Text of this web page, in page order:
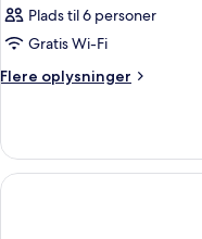
Plads til 6 personer
Gratis Wi-Fi
Flere oplysninger
Flere